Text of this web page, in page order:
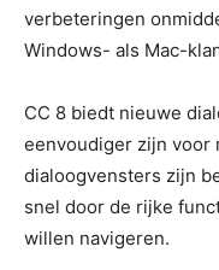
verbeteringen
Windows- als Mac-
CC 8 biedt nieuwe
eenvoudiger zijn voor
dialoogvensters zijn
snel door de rijke
willen navigeren.